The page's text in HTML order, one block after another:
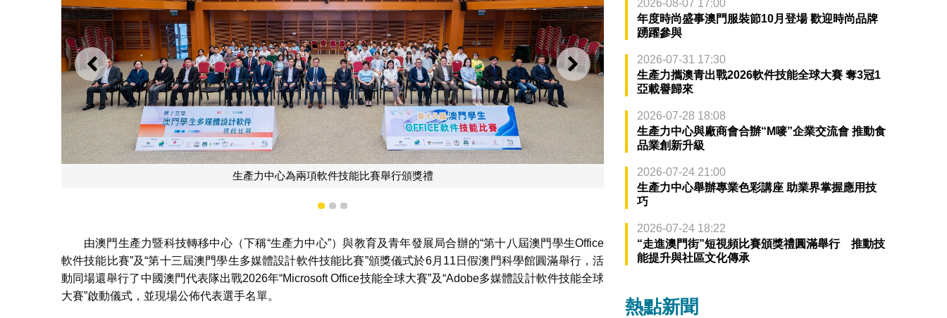
上一則 下一則
得獎者與嘉賓合照
1 2 3
由澳門生產力暨科技轉移中心（下稱“生產力中心”）與教育及青年發展局合辦的“第十八屆澳門學生Office
軟件技能比賽”及“第十三屆澳門學生多媒體設計軟件技能比賽”頒獎儀式於6月11日假澳門科學館圓滿舉行，活
動同場還舉行了中國澳門代表隊出戰2026年“Microsoft Office技能全球大賽”及“Adobe多媒體設計軟件技能全球
大賽”啟動儀式，並現場公佈代表選手名單。
2026-08-07 17:00
年度時尚盛事澳門服裝節10月登場 歡迎時尚品牌
踴躍參與
2026-07-31 17:30
生產力攜澳青出戰2026軟件技能全球大賽 奪3冠1
亞載譽歸來
2026-07-28 18:08
生產力中心與廠商會合辦“M嘜”企業交流會 推動食
品業創新升級
2026-07-24 21:00
生產力中心舉辦專業色彩講座 助業界掌握應用技
巧
2026-07-24 18:22
“走進澳門街”短視頻比賽頒獎禮圓滿舉行 推動技
能提升與社區文化傳承
熱點新聞